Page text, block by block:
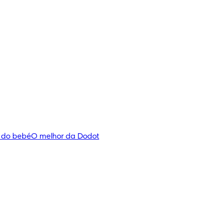
do bebéO melhor da Dodot